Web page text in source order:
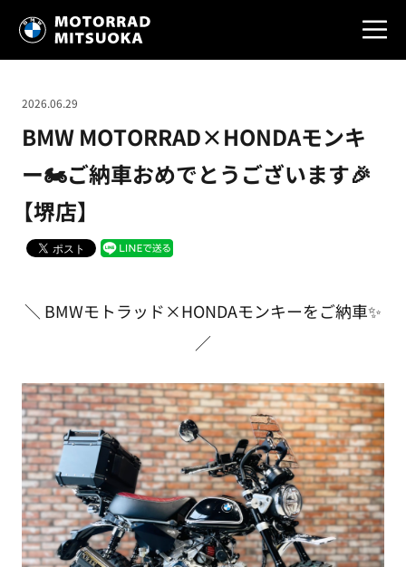
BMW MOTORRAD×HONDAモンキ
ー🏍ご納車おめでとうございます🎉
【堺店】
2026.06.29
＼ BMWモトラッド×HONDAモンキーをご納車✨
／